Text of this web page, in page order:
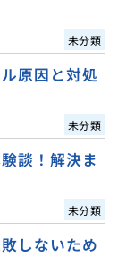
未分類
原因と対処
未分類
談！解決ま
未分類
しないため